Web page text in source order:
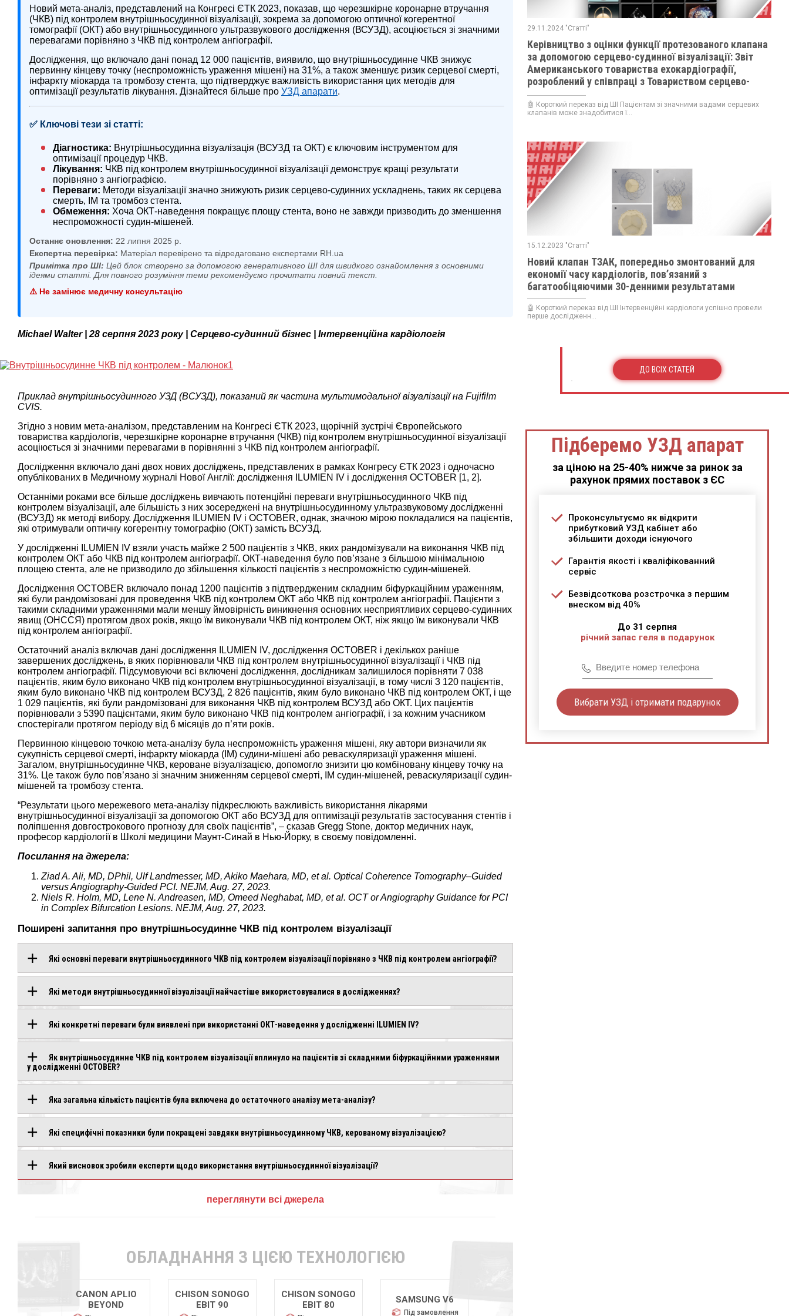
Новий мета-аналіз, представлений на Конгресі ЄТК 2023, показав, що черезшкірне коронарне втручання
(ЧКВ) під контролем внутрішньосудинної візуалізації, зокрема за допомогою оптичної когерентної
томографії (ОКТ) або внутрішньосудинного ультразвукового дослідження (ВСУЗД), асоціюється зі значними
перевагами порівняно з ЧКВ під контролем ангіографії.
Дослідження, що включало дані понад 12 000 пацієнтів, виявило, що внутрішньосудинне ЧКВ знижує
первинну кінцеву точку (неспроможність ураження мішені) на 31%, а також зменшує ризик серцевої смерті,
інфаркту міокарда та тромбозу стента, що підтверджує важливість використання цих методів для
оптимізації результатів лікування. Дізнайтеся більше про УЗД апарати.
✅ Ключові тези зі статті:
Діагностика: Внутрішньосудинна візуалізація (ВСУЗД та ОКТ) є ключовим інструментом для
оптимізації процедур ЧКВ.
Лікування: ЧКВ під контролем внутрішньосудинної візуалізації демонструє кращі результати
порівняно з ангіографією.
Переваги: Методи візуалізації значно знижують ризик серцево-судинних ускладнень, таких як серцева
смерть, ІМ та тромбоз стента.
Обмеження: Хоча ОКТ-наведення покращує площу стента, воно не завжди призводить до зменшення
неспроможності судин-мішеней.
Останнє оновлення: 22 липня 2025 р.
Експертна перевірка: Матеріал перевірено та відредаговано експертами RH.ua
Примітка про ШІ: Цей блок створено за допомогою генеративного ШІ для швидкого ознайомлення з основними
ідеями статті. Для повного розуміння теми рекомендуємо прочитати повний текст.
⚠️ Не замінює медичну консультацію
Michael Walter | 28 серпня 2023 року | Серцево-судинний бізнес | Інтервенційна кардіологія
Приклад внутрішньосудинного УЗД (ВСУЗД), показаний як частина мультимодальної візуалізації на Fujifilm
CVIS.
Згідно з новим мета-аналізом, представленим на Конгресі ЄТК 2023, щорічній зустрічі Європейського
товариства кардіологів, черезшкірне коронарне втручання (ЧКВ) під контролем внутрішньосудинної візуалізації
асоціюється зі значними перевагами в порівнянні з ЧКВ під контролем ангіографії.
Дослідження включало дані двох нових досліджень, представлених в рамках Конгресу ЄТК 2023 і одночасно
опублікованих в Медичному журналі Нової Англії: дослідження ILUMIEN IV і дослідження OCTOBER [1, 2].
Останніми роками все більше досліджень вивчають потенційні переваги внутрішньосудинного ЧКВ під
контролем візуалізації, але більшість з них зосереджені на внутрішньосудинному ультразвуковому дослідженні
(ВСУЗД) як методі вибору. Дослідження ILUMIEN IV і OCTOBER, однак, значною мірою покладалися на пацієнтів,
які отримували оптичну когерентну томографію (ОКТ) замість ВСУЗД.
У дослідженні ILUMIEN IV взяли участь майже 2 500 пацієнтів з ЧКВ, яких рандомізували на виконання ЧКВ під
контролем ОКТ або ЧКВ під контролем ангіографії. ОКТ-наведення було пов’язане з більшою мінімальною
площею стента, але не призводило до збільшення кількості пацієнтів з неспроможністю судин-мішеней.
Дослідження OCTOBER включало понад 1200 пацієнтів з підтвердженим складним біфуркаційним ураженням,
які були рандомізовані для проведення ЧКВ під контролем ОКТ або ЧКВ під контролем ангіографії. Пацієнти з
такими складними ураженнями мали меншу ймовірність виникнення основних несприятливих серцево-судинних
явищ (ОНССЯ) протягом двох років, якщо їм виконували ЧКВ під контролем ОКТ, ніж якщо їм виконували ЧКВ
під контролем ангіографії.
Остаточний аналіз включав дані дослідження ILUMIEN IV, дослідження OCTOBER і декількох раніше
завершених досліджень, в яких порівнювали ЧКВ під контролем внутрішньосудинної візуалізації і ЧКВ під
контролем ангіографії. Підсумовуючи всі включені дослідження, дослідникам залишилося порівняти 7 038
пацієнтів, яким було виконано ЧКВ під контролем внутрішньосудинної візуалізації, в тому числі 3 120 пацієнтів,
яким було виконано ЧКВ під контролем ВСУЗД, 2 826 пацієнтів, яким було виконано ЧКВ під контролем ОКТ, і ще
1 029 пацієнтів, які були рандомізовані для виконання ЧКВ під контролем ВСУЗД або ОКТ. Цих пацієнтів
порівнювали з 5390 пацієнтами, яким було виконано ЧКВ під контролем ангіографії, і за кожним учасником
спостерігали протягом періоду від 6 місяців до п’яти років.
Первинною кінцевою точкою мета-аналізу була неспроможність ураження мішені, яку автори визначили як
сукупність серцевої смерті, інфаркту міокарда (ІМ) судини-мішені або реваскуляризації ураження мішені.
Загалом, внутрішньосудинне ЧКВ, кероване візуалізацією, допомогло знизити цю комбіновану кінцеву точку на
31%. Це також було пов’язано зі значним зниженням серцевої смерті, ІМ судин-мішеней, реваскуляризації судин-
мішеней та тромбозу стента.
“Результати цього мережевого мета-аналізу підкреслюють важливість використання лікарями
внутрішньосудинної візуалізації за допомогою ОКТ або ВСУЗД для оптимізації результатів застосування стентів і
поліпшення довгострокового прогнозу для своїх пацієнтів”, – сказав Gregg Stone, доктор медичних наук,
професор кардіології в Школі медицини Маунт-Синай в Нью-Йорку, в своєму повідомленні.
Посилання на джерела:
Ziad A. Ali, MD, DPhil, Ulf Landmesser, MD, Akiko Maehara, MD, et al. Optical Coherence Tomography–Guided
versus Angiography-Guided PCI. NEJM, Aug. 27, 2023.
Niels R. Holm, MD, Lene N. Andreasen, MD, Omeed Neghabat, MD, et al. OCT or Angiography Guidance for PCI
in Complex Bifurcation Lesions. NEJM, Aug. 27, 2023.
Поширені запитання про внутрішньосудинне ЧКВ під контролем візуалізації
Які основні переваги внутрішньосудинного ЧКВ під контролем візуалізації порівняно з ЧКВ під контролем ангіографії?
Які методи внутрішньосудинної візуалізації найчастіше використовувалися в дослідженнях?
Які конкретні переваги були виявлені при використанні ОКТ-наведення у дослідженні ILUMIEN IV?
Як внутрішньосудинне ЧКВ під контролем візуалізації вплинуло на пацієнтів зі складними біфуркаційними ураженнями
у дослідженні OCTOBER?
Яка загальна кількість пацієнтів була включена до остаточного аналізу мета-аналізу?
Які специфічні показники були покращені завдяки внутрішньосудинному ЧКВ, керованому візуалізацією?
Який висновок зробили експерти щодо використання внутрішньосудинної візуалізації?
переглянути всі джерела
ОБЛАДНАННЯ З ЦІЄЮ ТЕХНОЛОГІЄЮ
CHISON SONOGO
EBIT 90
CHISON SONOGO
EBIT 80
SAMSUNG V6 SAMSUNG V5
Під замовлення
29.11.2024 "Статті"
Керівництво з оцінки функції протезованого клапана
за допомогою серцево-судинної візуалізації: Звіт
Американського товариства ехокардіографії,
розроблений у співпраці з Товариством серцево-
судинного магнітно резонансного дослідження та
Товариством серцево-судинної комп’ютерної
томографії
🤖 Короткий переказ від ШІ Пацієнтам зі значними вадами серцевих
клапанів може знадобитися ї...
15.12.2023 "Статті"
Новий клапан ТЗАК, попередньо змонтований для
економії часу кардіологів, пов’язаний з
багатообіцяючими 30-денними результатами
🤖 Короткий переказ від ШІ Інтервенційні кардіологи успішно провели
перше дослідженн...
ДО ВСІХ СТАТЕЙ
Підберемо УЗД апарат
за ціною на 25-40% нижче за ринок за
рахунок прямих поставок з ЄС
Проконсультуємо як відкрити
прибутковий УЗД кабінет або
збільшити доходи існуючого
Гарантія якості і кваліфікованний
сервіс
Безвідсоткова розстрочка з першим
внеском від 40%
До 31 серпня
річний запас геля в подарунок
Вибрати УЗД і отримати подарунок